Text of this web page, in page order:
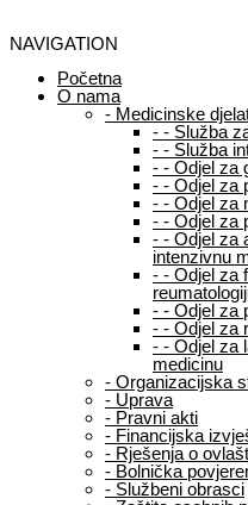
NAVIGATION
Početna
O nama
- Medicinske
- - Služba
- - Služba
- - Odjel za
- - Odjel za
- - Odjel za
- - Odjel za
- - Odjel za
intenzivnu
- - Odjel za
- - Odjel za
- - Odjel za
- - Odjel za
medicinu
- Organizacijska
- Uprava
- Pravni akti
- Financijska
- Rješenja o
- Bolnička
- Službeni obrasci